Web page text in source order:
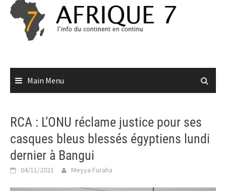
Skip
content
Main Menu
RCA : L’ONU réclame justice pour ses
casques bleus blessés égyptiens lundi
dernier à Bangui
04/11/2021 Meyya Furaha